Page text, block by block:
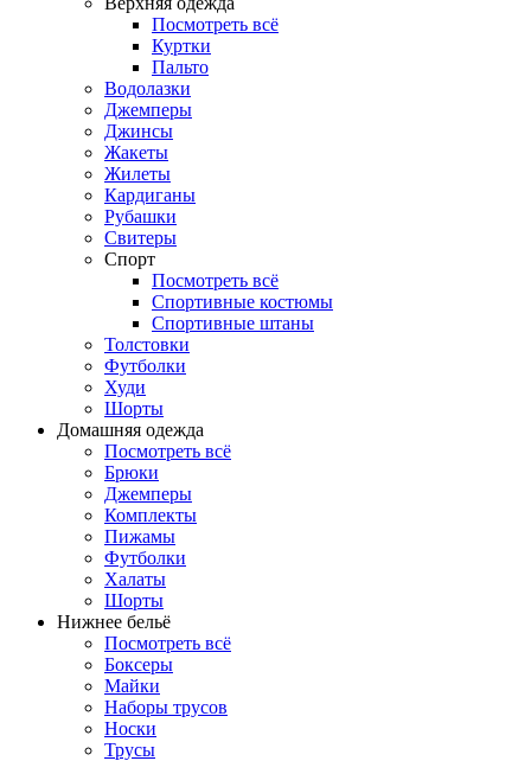
Посмотреть всё
Куртки
Пальто
Водолазки
Джемперы
Джинсы
Жакеты
Жилеты
Кардиганы
Рубашки
Свитеры
Спорт
Посмотреть всё
Спортивные костюмы
Спортивные штаны
Толстовки
Футболки
Худи
Шорты
Домашняя одежда
Посмотреть всё
Брюки
Джемперы
Комплекты
Пижамы
Футболки
Халаты
Шорты
Нижнее бельё
Посмотреть всё
Боксеры
Майки
Наборы трусов
Носки
Трусы